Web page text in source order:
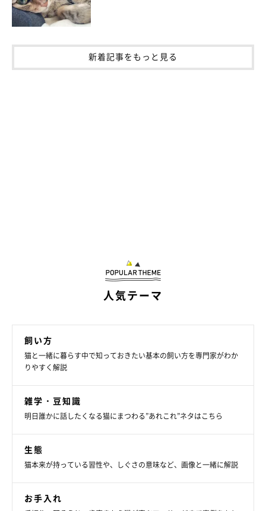
猫が安心して過ごせるようにするためには、来客時の環境づくり
新着記事をもっと見る
人気テーマ
飼い方
猫と一緒に暮らす中で知っておきたい基本の飼い方を専門家がわか
りやすく解説
雑学・豆知識
明日誰かに話したくなる猫にまつわる”あれこれ”ネタはこちら
生態
猫本来が持っている習性や、しぐさの意味など、画像と一緒に解説
お手入れ